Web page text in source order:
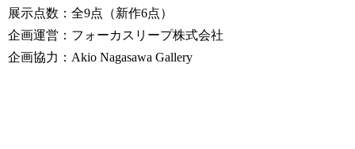
展示点数：全9点（新作6点）
企画運営：フォーカスリープ株式会社
企画協力：Akio Nagasawa Gallery